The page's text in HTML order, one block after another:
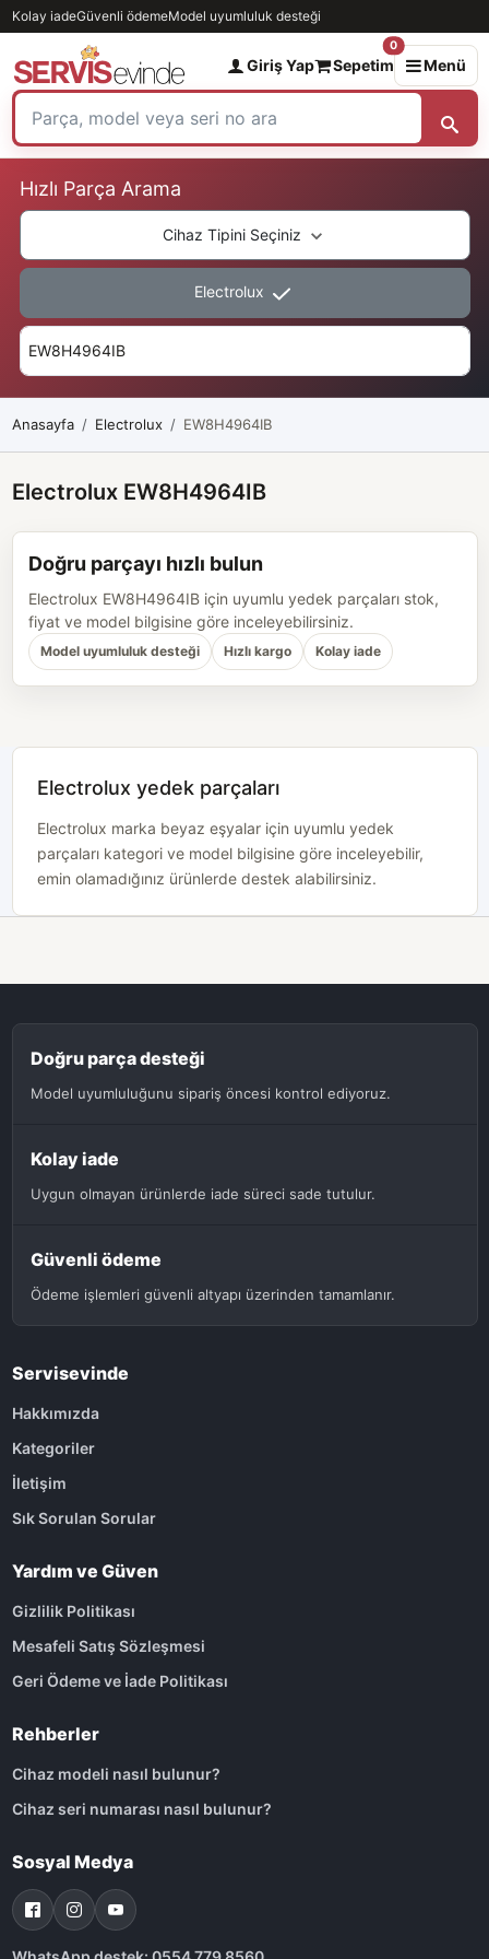
Kolay iadeGüvenli ödemeModel uyumluluk desteği
Giriş Yap Sepetim
0
Menü
Hızlı Parça Arama
Cihaz Tipini Seçiniz
Electrolux
Anasayfa Electrolux EW8H4964IB
Electrolux EW8H4964IB
Doğru parçayı hızlı bulun
Electrolux EW8H4964IB için uyumlu yedek parçaları stok,
fiyat ve model bilgisine göre inceleyebilirsiniz.
Model uyumluluk desteği Hızlı kargo Kolay iade
Electrolux yedek parçaları
Electrolux marka beyaz eşyalar için uyumlu yedek
parçaları kategori ve model bilgisine göre inceleyebilir,
emin olamadığınız ürünlerde destek alabilirsiniz.
Doğru parça desteği
Model uyumluluğunu sipariş öncesi kontrol ediyoruz.
Kolay iade
Uygun olmayan ürünlerde iade süreci sade tutulur.
Güvenli ödeme
Ödeme işlemleri güvenli altyapı üzerinden tamamlanır.
Servisevinde
Hakkımızda
Kategoriler
İletişim
Sık Sorulan Sorular
Yardım ve Güven
Gizlilik Politikası
Mesafeli Satış Sözleşmesi
Geri Ödeme ve İade Politikası
Rehberler
Cihaz modeli nasıl bulunur?
Cihaz seri numarası nasıl bulunur?
Sosyal Medya